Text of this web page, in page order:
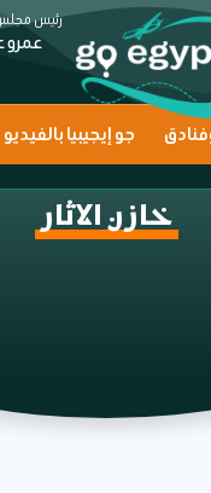
رئيس مجلس
عمرو
جو إيجيبيا بالفيديو
خازن الاثار